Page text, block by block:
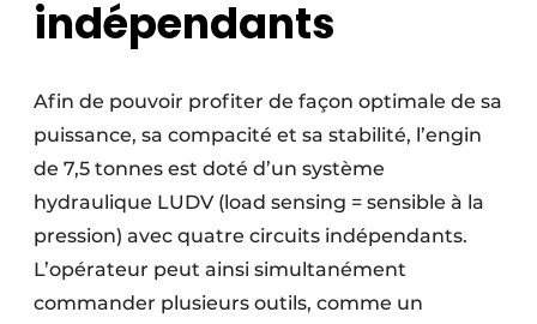
indépendants
Afin de pouvoir profiter de façon optimale de sa
puissance, sa compacité et sa stabilité, l’engin
de 7,5 tonnes est doté d’un système
hydraulique LUDV (load sensing = sensible à la
pression) avec quatre circuits indépendants.
L’opérateur peut ainsi simultanément
commander plusieurs outils, comme un